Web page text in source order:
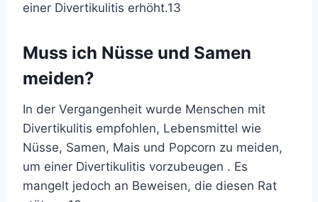
einer Divertikulitis erhöht.13
Muss ich Nüsse und Samen
meiden?
In der Vergangenheit wurde Menschen mit
Divertikulitis empfohlen, Lebensmittel wie
Nüsse, Samen, Mais und Popcorn zu meiden,
um einer Divertikulitis vorzubeugen . Es
mangelt jedoch an Beweisen, die diesen Rat